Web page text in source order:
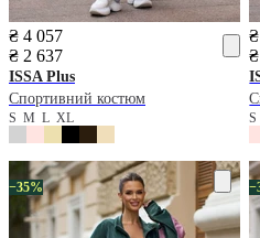
₴ 4 057
₴ 2 637
ISSA Plus
Спортивний костюм
S M L XL
−35%